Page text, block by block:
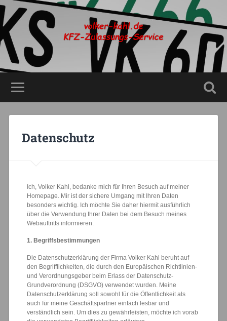
Datenschutz
Ich, Volker Kahl, bedanke mich für Ihren Besuch auf meiner
Homepage. Mir ist der sichere Umgang mit Ihren Daten
besonders wichtig. Ich möchte Sie daher hiermit ausführlich
über die Verwendung Ihrer Daten bei dem Besuch meines
Webauftritts informieren.
1. Begriffsbestimmungen
Die Datenschutzerklärung der Firma Volker Kahl beruht auf
den Begrifflichkeiten, die durch den Europäischen Richtlinien-
und Verordnungsgeber beim Erlass der Datenschutz-
Grundverordnung (DSGVO) verwendet wurden. Meine
Datenschutzerklärung soll sowohl für die Öffentlichkeit als
auch für meine Geschäftspartner einfach lesbar und
verständlich sein. Um dies zu gewährleisten, möchte ich vorab